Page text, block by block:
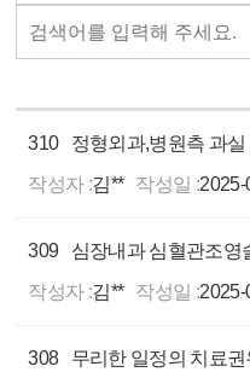
310
정형외과,병원측 과
작성자 :김** 작성일 :2025-
309
작성자 :김** 작성일 :2025-
308
무리한 일정의 치료